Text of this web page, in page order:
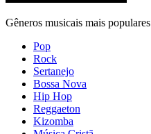
Gêneros musicais mais populares
Pop
Rock
Sertanejo
Bossa Nova
Hip Hop
Reggaeton
Kizomba